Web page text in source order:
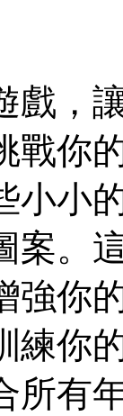
戲，
戰你
小小
案。
強你
練你
所有